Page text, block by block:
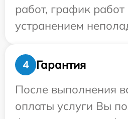
работ, график
устранением
4
Гарантия
После выполнения
оплаты услуги Вы